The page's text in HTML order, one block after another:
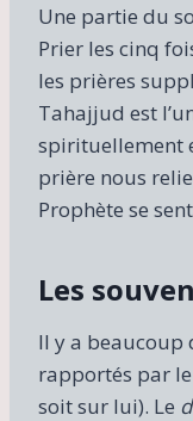
Une partie du
Prier les cinq
les prières
Tahajjud est
spirituellement
prière nous
Prophète se
Les
Il y a beaucoup
rapportés par
soit sur lui). Le